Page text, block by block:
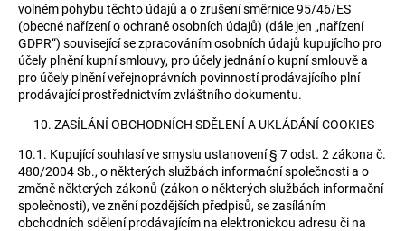
volném pohybu těchto údajů a o zrušení směrnice 95/46/ES
(obecné nařízení o ochraně osobních údajů) (dále jen „nařízení
GDPR“) související se zpracováním osobních údajů kupujícího pro
účely plnění kupní smlouvy, pro účely jednání o kupní smlouvě a
pro účely plnění veřejnoprávních povinností prodávajícího plní
prodávající prostřednictvím zvláštního dokumentu.
ZASÍLÁNÍ OBCHODNÍCH SDĚLENÍ A UKLÁDÁNÍ COOKIES
10.1. Kupující souhlasí ve smyslu ustanovení § 7 odst. 2 zákona č.
480/2004 Sb., o některých službách informační společnosti a o
změně některých zákonů (zákon o některých službách informační
společnosti), ve znění pozdějších předpisů, se zasíláním
obchodních sdělení prodávajícím na elektronickou adresu či na